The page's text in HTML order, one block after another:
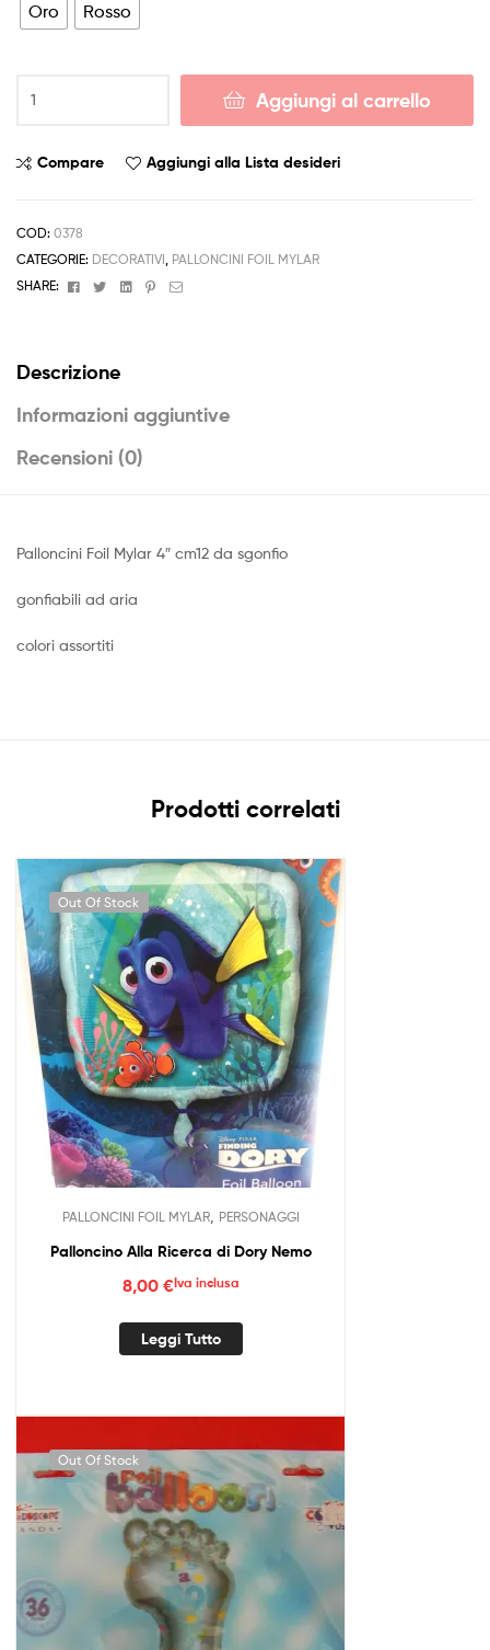
Oro Rosso
Micro
Tondo
Colori
Assortiti
quantità
Aggiungi al carrello
Compare Aggiungi alla Lista desideri
COD: 0378
CATEGORIE: DECORATIVI PALLONCINI FOIL MYLAR
SHARE:
FacebookTwitterLinkedinPinterest
Email
Descrizione
Informazioni aggiuntive
Recensioni (0)
Palloncini Foil Mylar 4″ cm12 da sgonfio
gonfiabili ad aria
colori assortiti
Prodotti correlati
Out Of Stock
PALLONCINI FOIL MYLAR, PERSONAGGI
Palloncino Alla Ricerca di Dory Nemo
8,00 €Iva inclusa
Leggi Tutto
Out Of Stock